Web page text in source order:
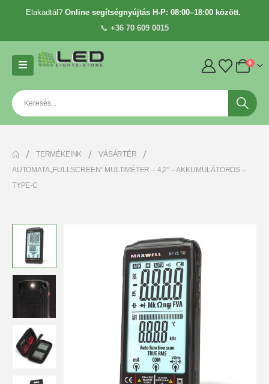
Elakadtál? Online segítségnyújtás H-P: 08:00–18:00 között.
📞 +36 70 609 0015
0
TERMÉKEINK
VÁSÁRTÉR
AUTOMATA „FULLSCREEN” MULTIMÉTER – 4,2″ – AKKUMULÁTOROS –
TYPE-C